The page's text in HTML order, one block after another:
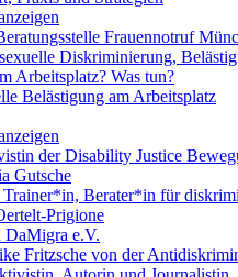
Frauennotruf
Diskriminierung,
Arbeitsplatz? Was tun?
Belästigung am Arbeitsplatz
der Disability Justice
Gutsche
Berater*in für
Prigione
DaMigra e.V.
Fritzsche von der